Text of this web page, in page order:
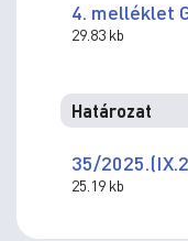
4. melléklet
29.83 kb
Határozat
35/
25.19 kb